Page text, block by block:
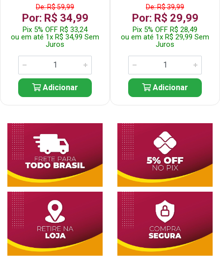
De: R$ 59,99
Por: R$ 34,99
Pix 5% OFF R$ 33,24
ou em até 1x R$ 34,99 Sem
Juros
Adicionar
De: R$ 39,99
Por: R$ 29,99
Pix 5% OFF R$ 28,49
ou em até 1x R$ 29,99 Sem
Juros
Adicionar